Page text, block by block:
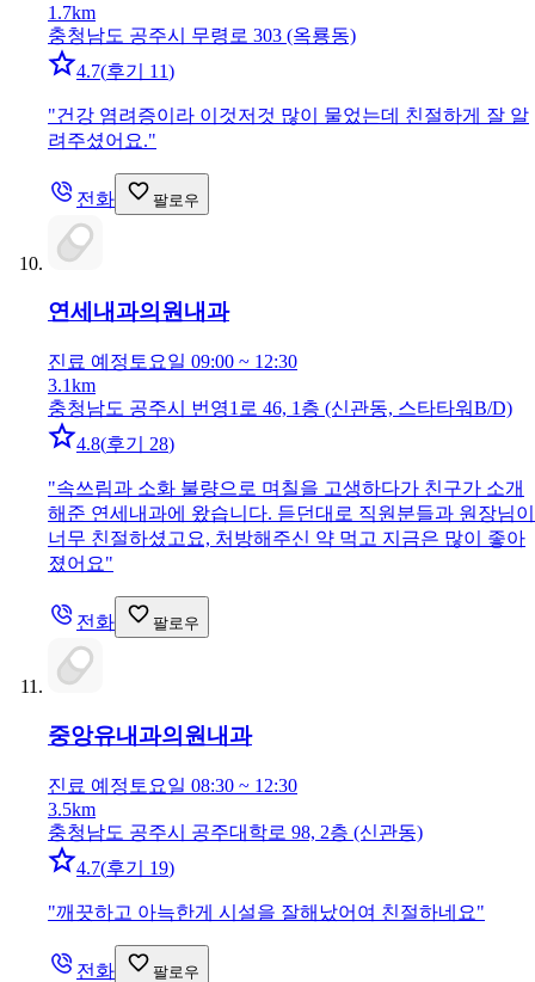
1.7km
충청남도 공주시 무령로 303 (옥룡동)
4.7(후기 11)
"건강 염려증이라 이것저것 많이 물었는데 친절하게 잘 알
려주셨어요."
전화 팔로우
연세내과의원내과
진료 예정 토요일 09:00 ~ 12:30
3.1km
충청남도 공주시 번영1로 46, 1층 (신관동, 스타타워B/D)
4.8(후기 28)
"속쓰림과 소화 불량으로 며칠을 고생하다가 친구가 소개
해준 연세내과에 왔습니다. 듣던대로 직원분들과 원장님이
너무 친절하셨고요, 처방해주신 약 먹고 지금은 많이 좋아
졌어요"
전화 팔로우
중앙유내과의원 내과
진료 예정 토요일 08:30 ~ 12:30
3.5km
충청남도 공주시 공주대학로 98, 2층 (신관동)
4.7(후기 19)
"깨끗하고 아늑한게 시설을 잘해났어여 친절하네요"
전화 팔로우